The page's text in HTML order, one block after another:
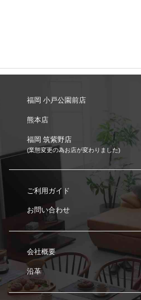
福岡 小戸公園前店
熊本店
福岡 筑紫野店
(業態変更の為お店が変わりました)
ご利用ガイド
お問い合わせ
会社概要
沿革